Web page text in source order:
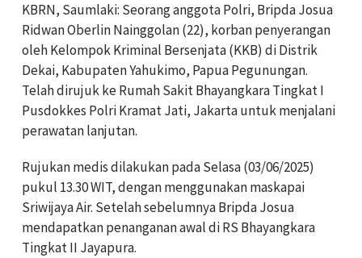
KBRN, Saumlaki: Seorang anggota Polri, Bripda Josua
Ridwan Oberlin Nainggolan (22), korban penyerangan
oleh Kelompok Kriminal Bersenjata (KKB) di Distrik
Dekai, Kabupaten Yahukimo, Papua Pegunungan.
Telah dirujuk ke Rumah Sakit Bhayangkara Tingkat I
Pusdokkes Polri Kramat Jati, Jakarta untuk menjalani
perawatan lanjutan.
Rujukan medis dilakukan pada Selasa (03/06/2025)
pukul 13.30 WIT, dengan menggunakan maskapai
Sriwijaya Air. Setelah sebelumnya Bripda Josua
mendapatkan penanganan awal di RS Bhayangkara
Tingkat II Jayapura.